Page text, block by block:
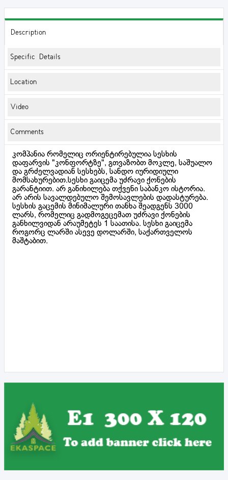
Description
Specific Details
Location
Video
Comments
კომპანია რომელიც ორიენტირებულია სესხის
დაფარვის "კონფორტზე", გთვაზობთ მოკლე, საშუალო
და გრძელვადიან სესხებს, სანდო იურიდიული
მომსახურებით.სესხი გაიცემა უძრავი ქონების
გარანტიით. არ განიხილება თქვენი საბანკო ისტორია.
არ არის სავალდებულო შემოსავლების დადასტურება.
სესხის გაცემის მინიმალური თანხა შეადგენს 3000
ლარს, რომელიც გადმოგეცემათ უძრავი ქონების
განხილვიდან არაუმეტეს 1 საათისა. სესხი გაიცემა
როგორც ლარში ასევე დოლარში, საქართველოს
მაშტაბით.